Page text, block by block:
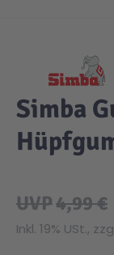
Simba
UVP4,99 €
Inkl. 19% USt.,